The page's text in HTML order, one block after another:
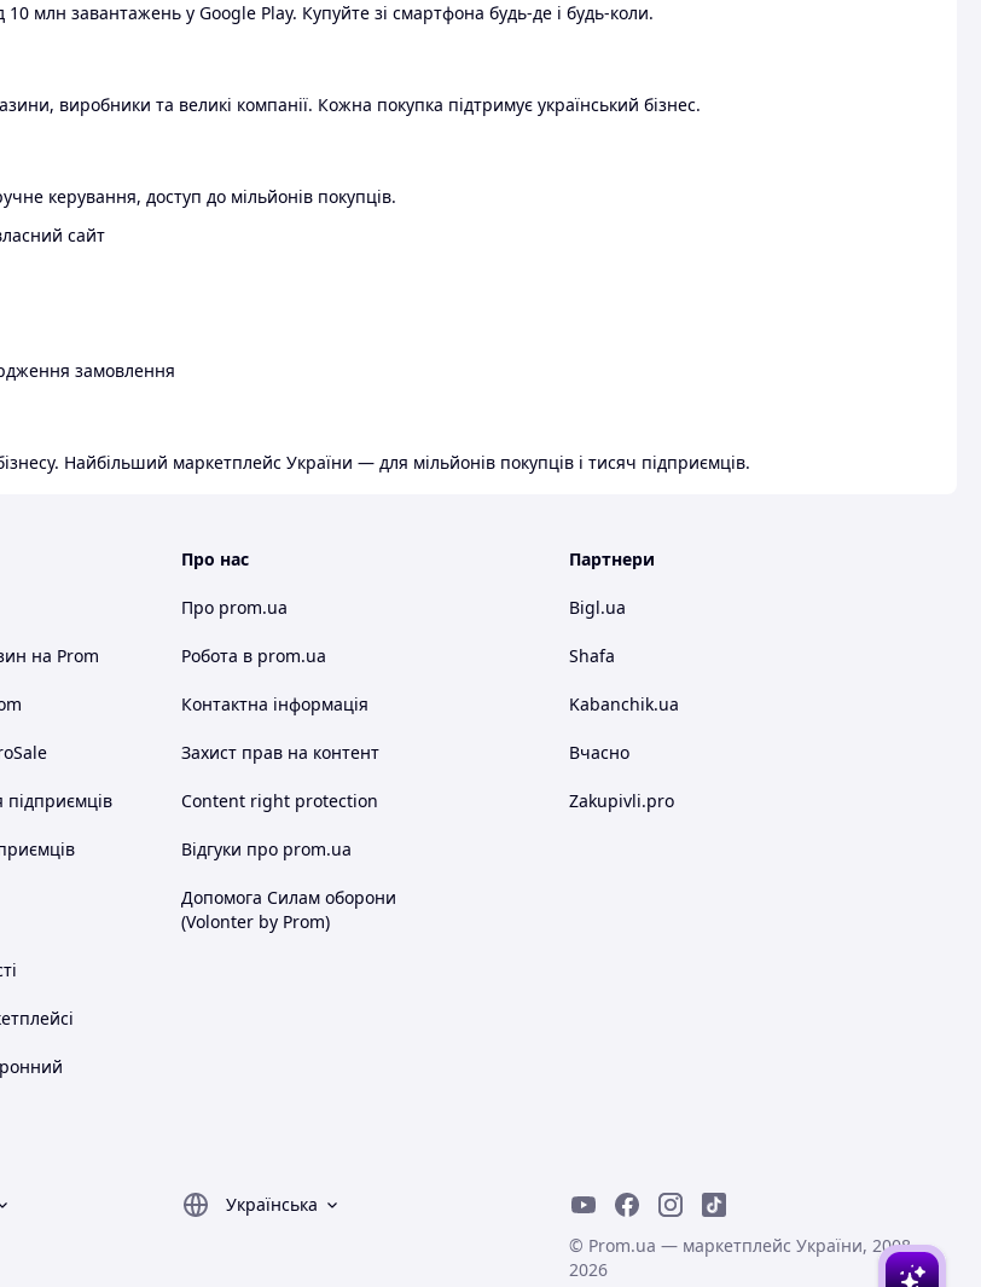
млн завантажень у Google Play. Купуйте зі смартфона будь-де і будь-коли.
виробники та великі компанії. Кожна покупка підтримує український бізнес.
керування, доступ до мільйонів покупців.
сайт
замовлення
Найбільший маркетплейс України — для мільйонів покупців і тисяч підприємців.
на Prom
Про нас
Про prom.ua
Робота в prom.ua
Контактна інформація
Захист прав на контент
Content right protection
Відгуки про prom.ua
Допомога Силам оборони
(Volonter by Prom)
Партнери
Bigl.ua
Shafa
Kabanchik.ua
Вчасно
Zakupivli.pro
Українська
© Prom.ua — маркетплейс України, 2008-
2026